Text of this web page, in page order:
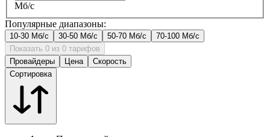
Мб/с
Популярные диапазоны:
10-30 Мб/с 30-50 Мб/с 50-70 Мб/с
70-100 Мб/с
Показать 0 из 0 тарифов
Провайдеры
Цена
Скорость
Сортировка